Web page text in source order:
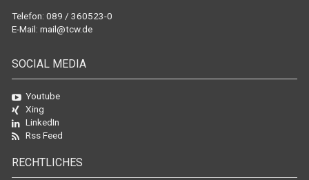
Telefon: 089 / 360523-0
E-Mail: mail@tcw.de
SOCIAL MEDIA
Youtube
Xing
LinkedIn
Rss Feed
RECHTLICHES